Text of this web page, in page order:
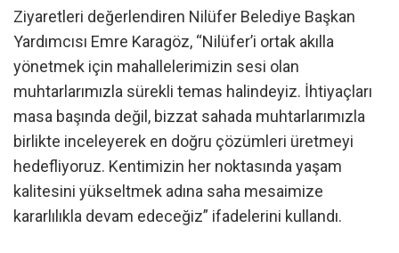
Ziyaretleri değerlendiren Nilüfer Belediye Başkan
Yardımcısı Emre Karagöz, “Nilüfer’i ortak akılla
yönetmek için mahallelerimizin sesi olan
muhtarlarımızla sürekli temas halindeyiz. İhtiyaçları
masa başında değil, bizzat sahada muhtarlarımızla
birlikte inceleyerek en doğru çözümleri üretmeyi
hedefliyoruz. Kentimizin her noktasında yaşam
kalitesini yükseltmek adına saha mesaimize
kararlılıkla devam edeceğiz” ifadelerini kullandı.